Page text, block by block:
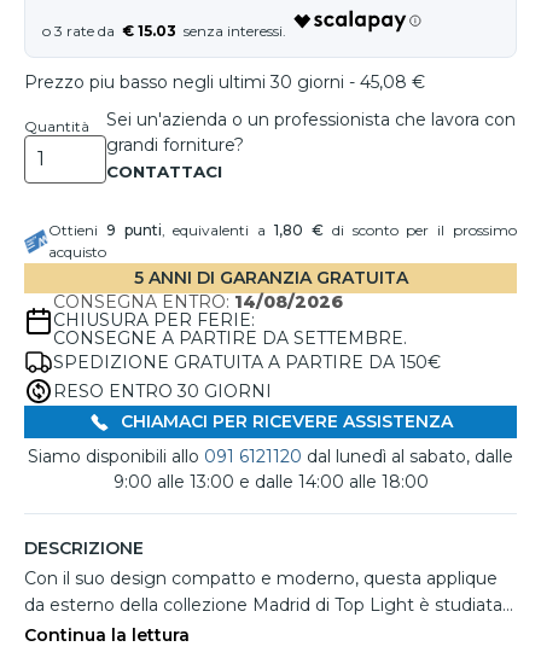
€ 15.03
Prezzo piu basso negli ultimi 30 giorni - 45,08 €
Quantità
Sei un'azienda o un professionista che lavora con
grandi forniture?
Ottieni 9 punti, equivalenti a1,80 €di sconto per il prossimo
acquisto
5 ANNI DI GARANZIA GRATUITA
CONSEGNA ENTRO: 14/08/2026
CHIUSURA PER FERIE:
CONSEGNE A PARTIRE DA SETTEMBRE.
SPEDIZIONE GRATUITA A PARTIRE DA 150€
RESO ENTRO 30 GIORNI
CHIAMACI PER RICEVERE ASSISTENZA
Siamo disponibili allo 091 6121120 dal lunedì al sabato, dalle
9:00 alle 13:00 e dalle 14:00 alle 18:00
DESCRIZIONE
Con il suo design compatto e moderno, questa applique
da esterno della collezione Madrid di Top Light è studiata
per valorizzare facciate, terrazze e balconi con
Continua la lettura